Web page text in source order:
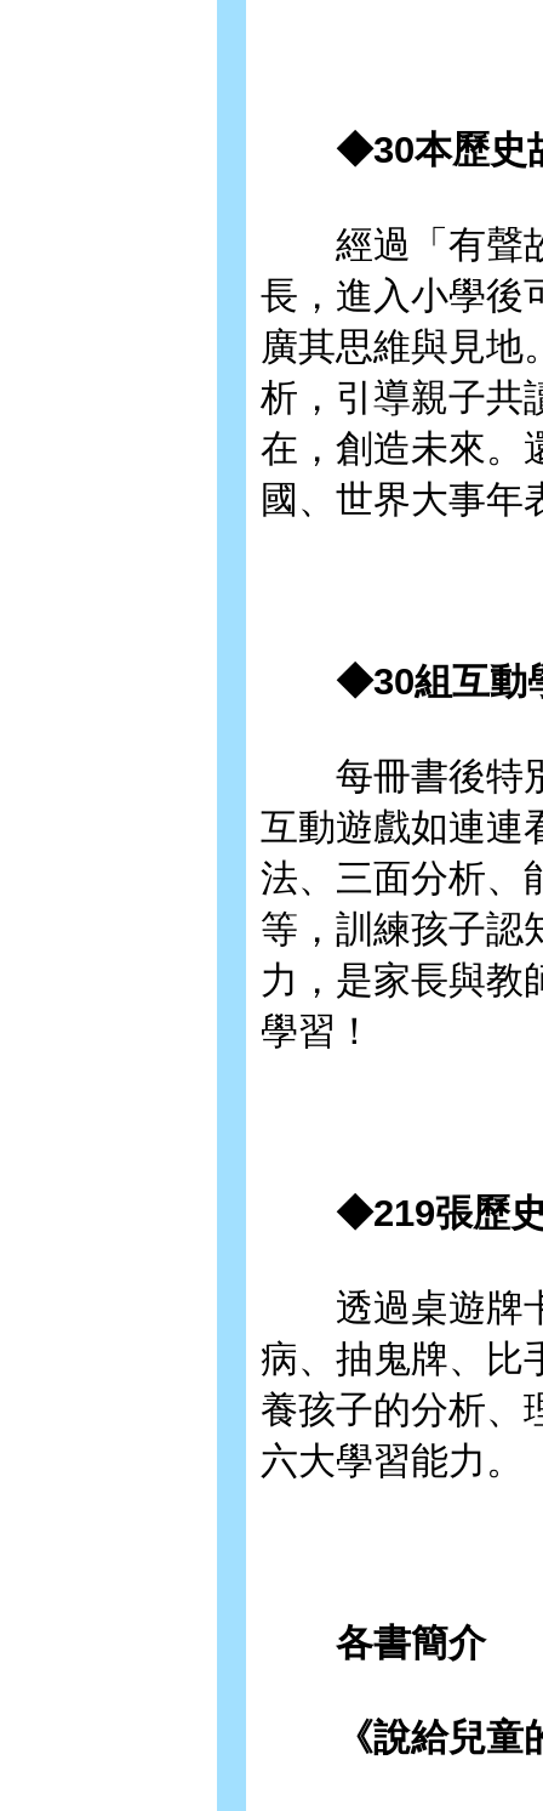
◆30本歷史
經過「有聲故
長，進入小學後
廣其思維與見地
析，引導親子共
在，創造未來。
國、世界大事年
◆30組互動
每冊書後特別
互動遊戲如連連
法、三面分析、
等，訓練孩子認
力，是家長與教
學習！
◆219張歷史
透過桌遊牌卡
病、抽鬼牌、比
養孩子的分析、
六大學習能力。
各書簡介
《說給兒童